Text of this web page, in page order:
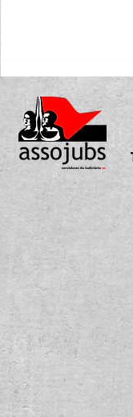
Portaria Nº
sobre a
concessão do
para servidores/
inativos/as